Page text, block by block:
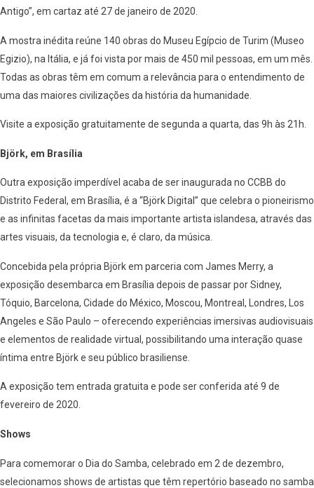
Antigo”, em cartaz até 27 de janeiro de 2020.
A mostra inédita reúne 140 obras do Museu Egípcio de Turim (Museo
Egizio), na Itália, e já foi vista por mais de 450 mil pessoas, em um mês.
Todas as obras têm em comum a relevância para o entendimento de
uma das maiores civilizações da história da humanidade.
Visite a exposição gratuitamente de segunda a quarta, das 9h às 21h.
Björk, em Brasília
Outra exposição imperdível acaba de ser inaugurada no CCBB do
Distrito Federal, em Brasília, é a “Björk Digital” que celebra o pioneirismo
e as infinitas facetas da mais importante artista islandesa, através das
artes visuais, da tecnologia e, é claro, da música.
Concebida pela própria Björk em parceria com James Merry, a
exposição desembarca em Brasília depois de passar por Sidney,
Tóquio, Barcelona, Cidade do México, Moscou, Montreal, Londres, Los
Angeles e São Paulo – oferecendo experiências imersivas audiovisuais
e elementos de realidade virtual, possibilitando uma interação quase
íntima entre Björk e seu público brasiliense.
A exposição tem entrada gratuita e pode ser conferida até 9 de
fevereiro de 2020.
Shows
Para comemorar o Dia do Samba, celebrado em 2 de dezembro,
selecionamos shows de artistas que têm repertório baseado no samba